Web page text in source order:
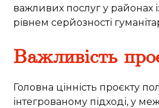
важливих послуг у районах
рівнем серйозності
Важливість
Головна цінність проєкту
інтегрованому підході, у